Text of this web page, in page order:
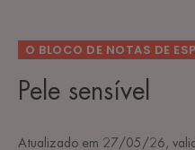
O BLOCO DE NOTAS DE
Pele sensível
Atualizado em 27/05/26 ,